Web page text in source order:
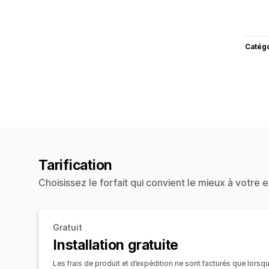
Tarification
Choisissez le forfait qui convient le mieux à votre
Gratuit
Installation gratuite
Les frais de produit et d’expédition ne sont facturés que